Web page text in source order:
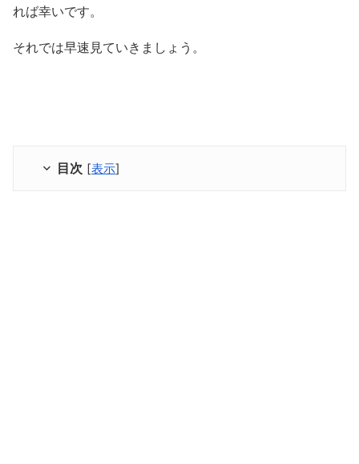
れば幸いです。
それでは早速見ていきましょう。
目次 [表示]